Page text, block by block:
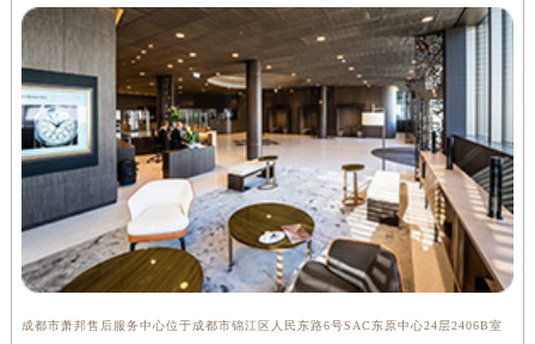
成都市萧邦售后服务中心位于成都市锦江区人民东路6号SAC东原中心24层2406B室